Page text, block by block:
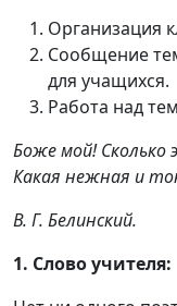
Организация
Сообщение
для учащихся.
Работа над
Боже мой! Сколько
Какая нежная и
В. Г. Белинский.
1. Слово учителя: